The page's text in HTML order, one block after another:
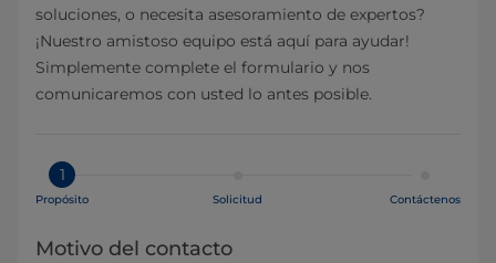
soluciones, o necesita asesoramiento de expertos?
¡Nuestro amistoso equipo está aquí para ayudar!
Simplemente complete el formulario y nos
comunicaremos con usted lo antes posible.
1
Propósito Solicitud Contáctenos
Motivo del contacto